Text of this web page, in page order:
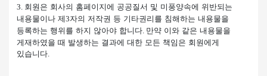
3. 회원은 회사의 홈페이지에 공공질서 및 미풍양속에 위반되는
내용물이나 제3자의 저작권 등 기타권리를 침해하는 내용물을
등록하는 행위를 하지 않아야 합니다. 만약 이와 같은 내용물을
게재하였을 때 발생하는 결과에 대한 모든 책임은 회원에게
있습니다.